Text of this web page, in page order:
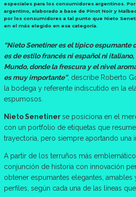
especiales para los consumidores argentinos.
argentino, elaborado a base de Pinot Noir y
por los consumidores a tal punto que Nieto
en el más elegido en esa categoría.
“Nieto Senetiner es el típico espumante
es de estilo francés ni español ni
Mundo, donde la frescura y el nivel
es muy importante”, describe Roberto
la bodega y referente indiscutido en la
espumosos.
Nieto Senetinerse posiciona en el
con un portfolio de etiquetas que
trayectoria, pero siempre aportando una
A partir de los terruños más
conjunción de historia con innovación
obtener espumantes elegantes,
perfiles, según cada una de las líneas